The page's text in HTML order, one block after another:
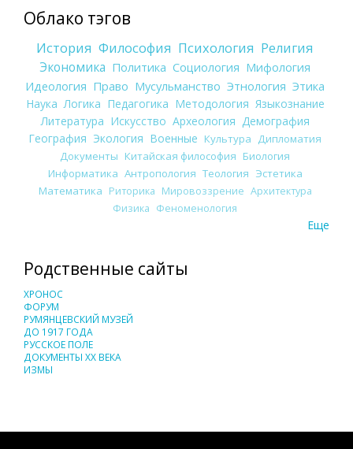
Облако тэгов
История Философия Психология Религия
Экономика Политика Социология Мифология
Идеология Право Мусульманство Этнология Этика
Наука Логика Педагогика Методология Языкознание
Литература Искусство Археология Демография
География Экология Военные Культура
Дипломатия
Документы Китайская философия Биология
Информатика Антропология Теология Эстетика
Математика Риторика Мировоззрение Архитектура
Физика Феноменология
Еще
Родственные сайты
ХРОНОС
ФОРУМ
РУМЯНЦЕВСКИЙ МУЗЕЙ
ДО 1917 ГОДА
РУССКОЕ ПОЛЕ
ДОКУМЕНТЫ XX ВЕКА
ИЗМЫ